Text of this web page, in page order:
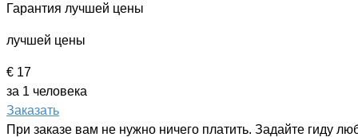
Гарантия лучшей цены
лучшей цены
€ 17
за 1 человека
Заказать
При заказе вам не нужно ничего платить. Задайте гиду